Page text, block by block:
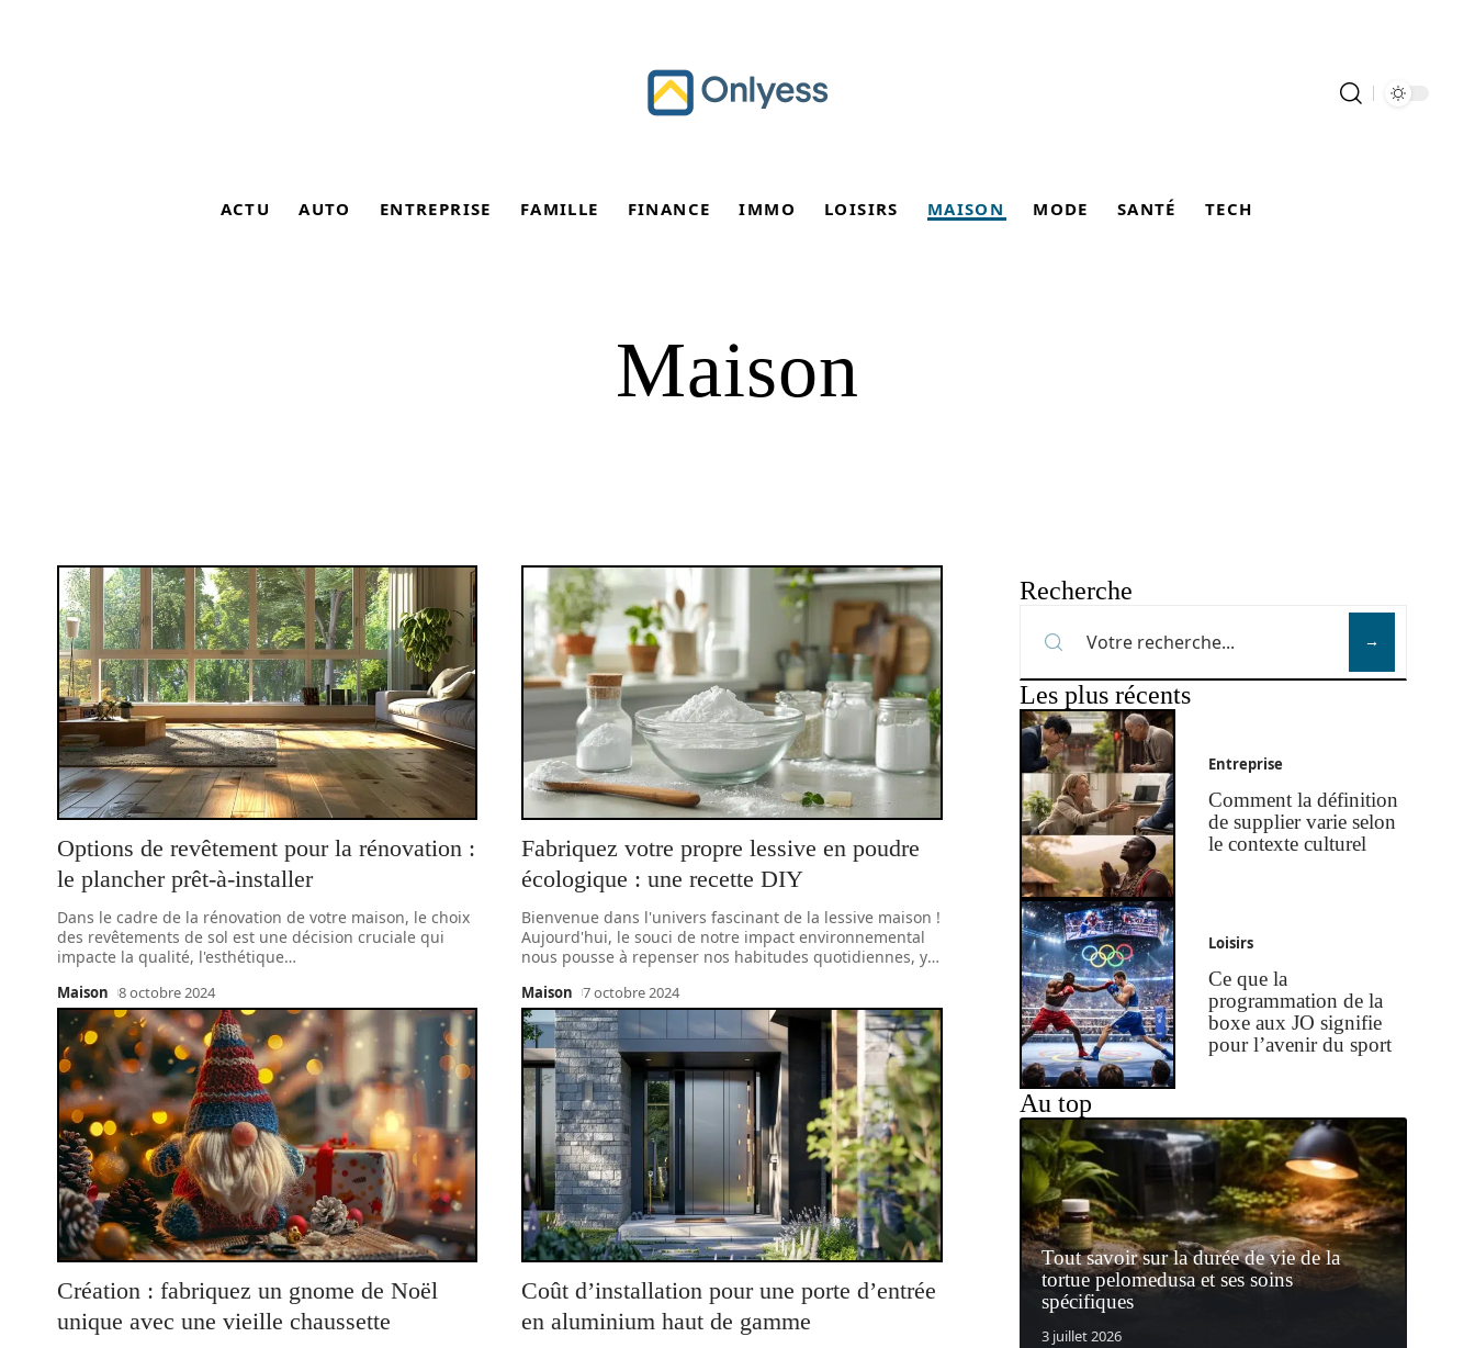
ACTU AUTO ENTREPRISE FAMILLE FINANCE IMMO LOISIRS MAISON MODE SANTÉ TECH
Maison
Options de revêtement pour la rénovation :
le plancher prêt-à-installer
Dans le cadre de la rénovation de votre maison, le choix
des revêtements de sol est une décision cruciale qui
impacte la qualité, l'esthétique…
Maison 8 octobre 2024
Fabriquez votre propre lessive en poudre
écologique : une recette DIY
Bienvenue dans l'univers fascinant de la lessive maison !
Aujourd'hui, le souci de notre impact environnemental
nous pousse à repenser nos habitudes quotidiennes, y…
Maison 7 octobre 2024
Création : fabriquez un gnome de Noël
unique avec une vieille chaussette
Coût d’installation pour une porte d’entrée
en aluminium haut de gamme
Recherche
Les plus récents
Entreprise
Comment la définition
de supplier varie selon
le contexte culturel
Loisirs
Ce que la
programmation de la
boxe aux JO signifie
pour l’avenir du sport
Au top
Tout savoir sur la durée de vie de la
tortue pelomedusa et ses soins
spécifiques
3 juillet 2026